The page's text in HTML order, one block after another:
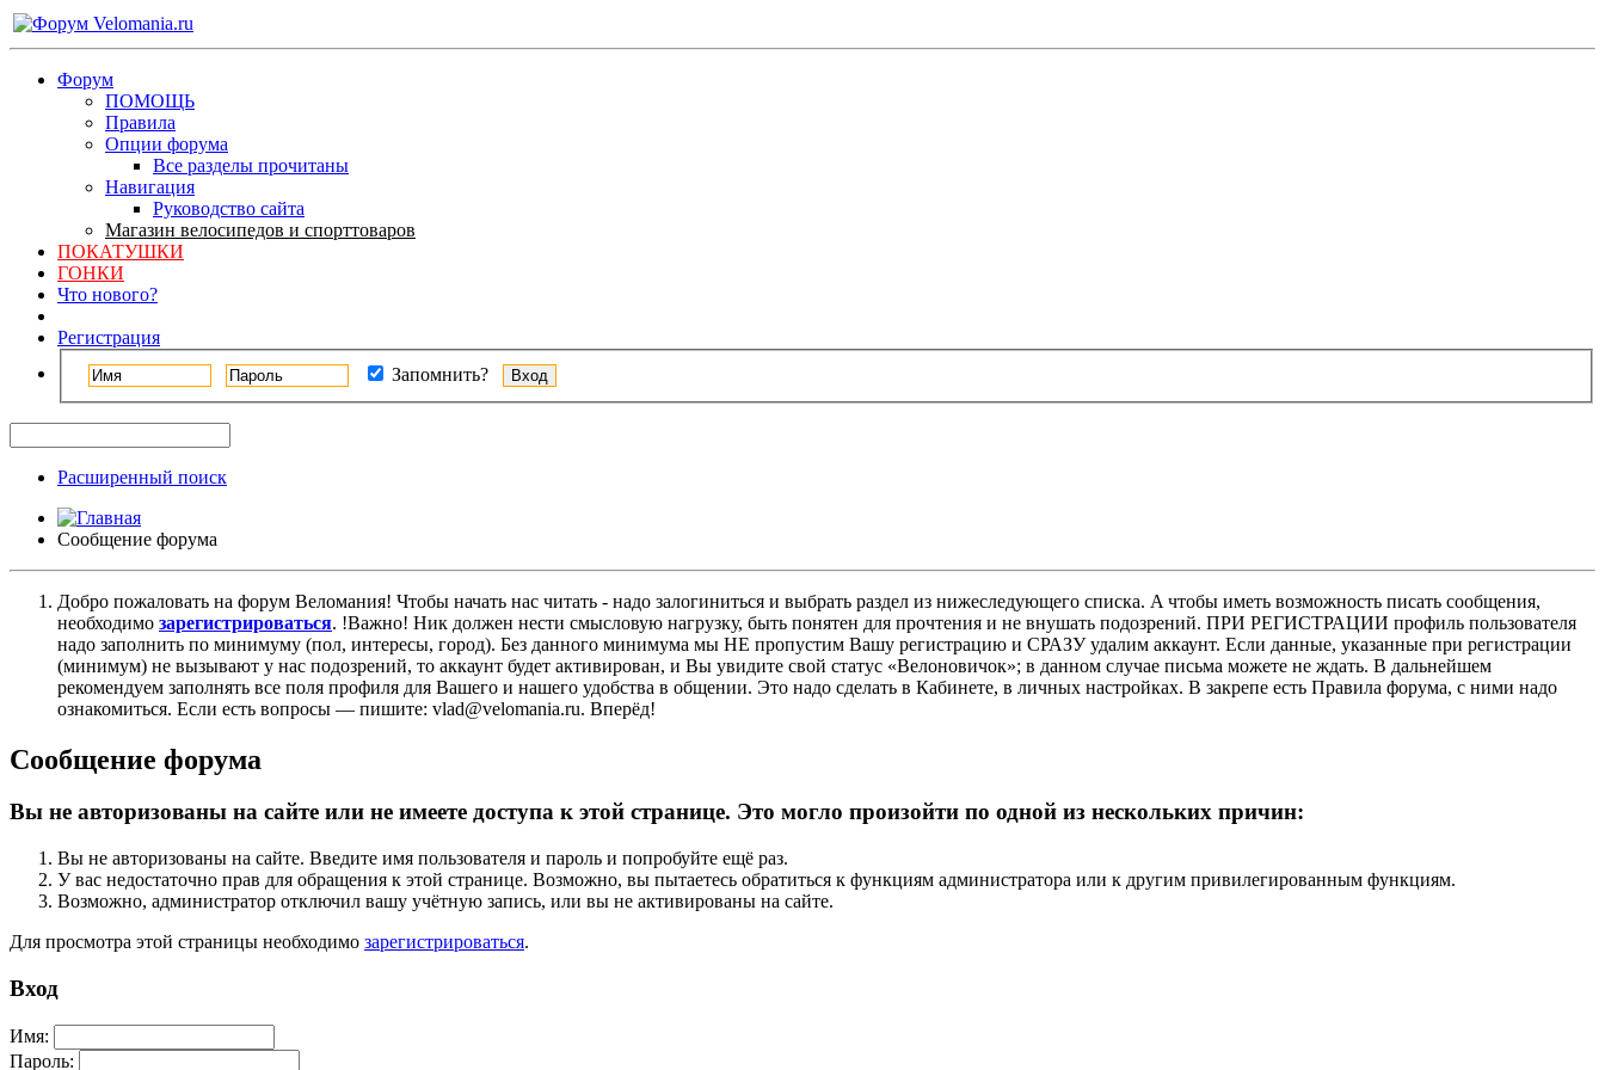
Форум
ПОМОЩЬ
Правила
Опции форума
Все разделы прочитаны
Навигация
Руководство сайта
Магазин велосипедов и спорттоваров
ПОКАТУШКИ
ГОНКИ
Что нового?
Регистрация
Запомнить?
Расширенный поиск
Сообщение форума
Добро пожаловать на форум Веломания! Чтобы начать нас читать - надо залогиниться и выбрать раздел из нижеследующего списка. A чтобы иметь возможность писать сообщения,
необходимо зарегистрироваться. !Важно! Ник должен нести смысловую нагрузку, быть понятен для прочтения и не внушать подозрений. ПРИ РЕГИСТРАЦИИ профиль пользователя
надо заполнить по минимуму (пол, интересы, город). Без данного минимума мы НЕ пропустим Вашу регистрацию и СРАЗУ удалим аккаунт. Если данные, указанные при регистрации
(минимум) не вызывают у нас подозрений, то аккаунт будет активирован, и Вы увидите свой статус «Велоновичок»; в данном случае письма можете не ждать. В дальнейшем
рекомендуем заполнять все поля профиля для Вашего и нашего удобства в общении. Это надо сделать в Кабинете, в личных настройках. В закрепе есть Правила форума, с ними надо
ознакомиться. Если есть вопросы — пишите: vlad@velomania.ru. Вперёд!
Сообщение форума
Вы не авторизованы на сайте или не имеете доступа к этой странице. Это могло произойти по одной из нескольких причин:
Вы не авторизованы на сайте. Введите имя пользователя и пароль и попробуйте ещё раз.
У вас недостаточно прав для обращения к этой странице. Возможно, вы пытаетесь обратиться к функциям администратора или к другим привилегированным функциям.
Возможно, администратор отключил вашу учётную запись, или вы не активированы на сайте.
Для просмотра этой страницы необходимо зарегистрироваться.
Вход
Имя:
Пароль: